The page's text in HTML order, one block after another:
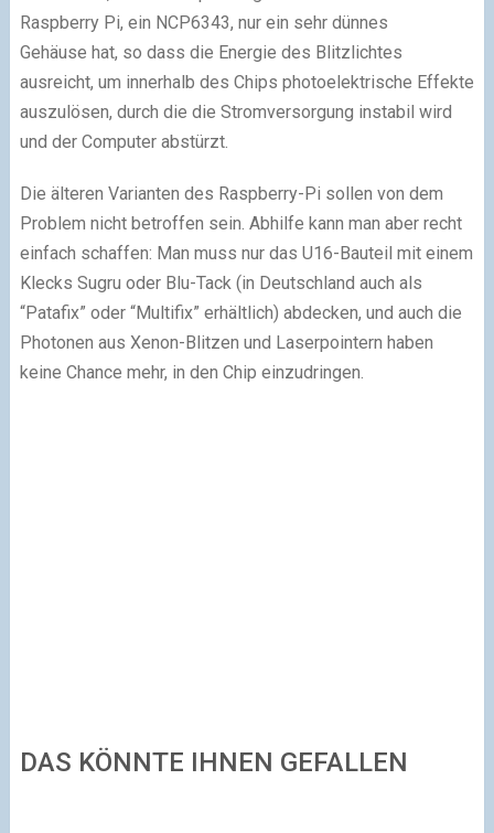
Raspberry Pi, ein NCP6343, nur ein sehr dünnes
Gehäuse hat, so dass die Energie des Blitzlichtes
ausreicht, um innerhalb des Chips photoelektrische Effekte
auszulösen, durch die die Stromversorgung instabil wird
und der Computer abstürzt.
Die älteren Varianten des Raspberry-Pi sollen von dem
Problem nicht betroffen sein. Abhilfe kann man aber recht
einfach schaffen: Man muss nur das U16-Bauteil mit einem
Klecks Sugru oder Blu-Tack (in Deutschland auch als
“Patafix” oder “Multifix” erhältlich) abdecken, und auch die
Photonen aus Xenon-Blitzen und Laserpointern haben
keine Chance mehr, in den Chip einzudringen.
DAS KÖNNTE IHNEN GEFALLEN